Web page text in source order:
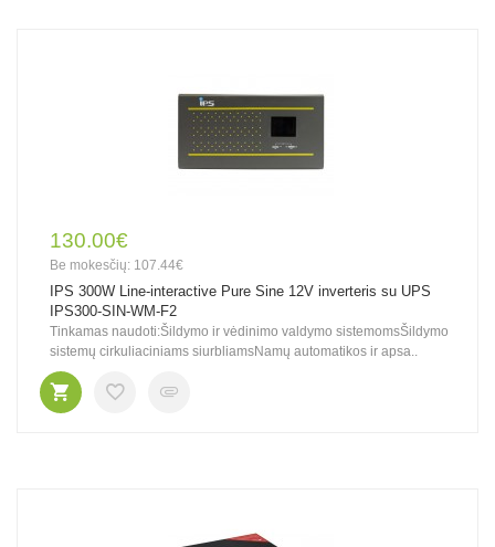
130.00€
Be mokesčių: 107.44€
IPS 300W Line-interactive Pure Sine 12V inverteris su UPS
IPS300-SIN-WM-F2
Tinkamas naudoti:Šildymo ir vėdinimo valdymo sistemomsŠildymo
sistemų cirkuliaciniams siurbliamsNamų automatikos ir apsa..